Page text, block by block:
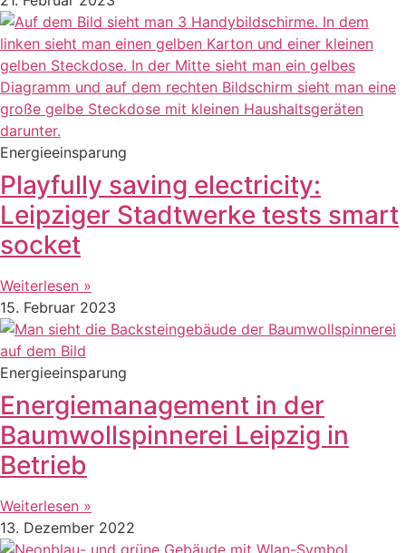
Energieeinsparung
Playfully saving electricity:
Leipziger Stadtwerke tests smart
socket
Weiterlesen »
15. Februar 2023
Energieeinsparung
Energiemanagement in der
Baumwollspinnerei Leipzig in
Betrieb
Weiterlesen »
13. Dezember 2022